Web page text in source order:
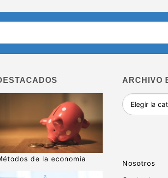
de la economía
ARCHIVO
Archivo
educativo
Nosotros